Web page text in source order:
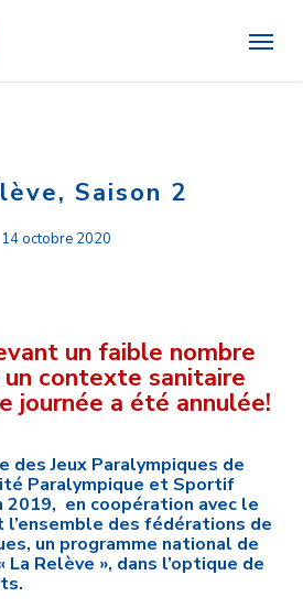
Menu
Saison 2
14 octobre 2020
un faible nombre
un contexte sanitaire
journée a été annulée!
des Jeux Paralympiques de
Paralympique et Sportif
2019, en coopération avec le
l’ensemble des fédérations de
un programme national de
Relève », dans l’optique de